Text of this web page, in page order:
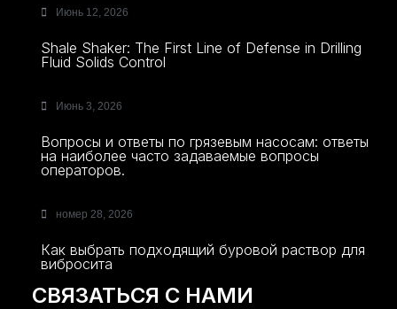
Июнь 12, 2026
Shale Shaker: The First Line of Defense in Drilling
Fluid Solids Control
Июнь 3, 2026
Вопросы и ответы по грязевым насосам: ответы
на наиболее часто задаваемые вопросы
операторов.
номер 28, 2026
Как выбрать подходящий буровой раствор для
вибросита
СВЯЗАТЬСЯ С НАМИ